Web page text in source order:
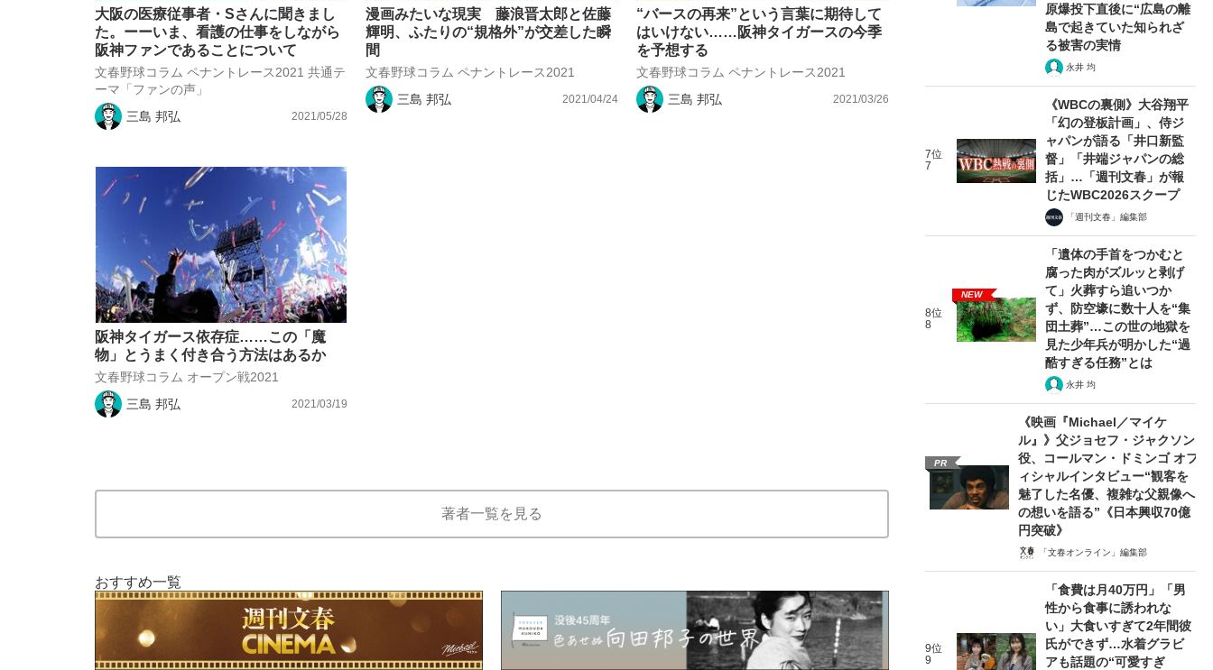
大阪の医療従事者・Sさんに聞きまし
た。ーーいま、看護の仕事をしながら
阪神ファンであることについて
文春野球コラム ペナントレース2021 共通テ
ーマ「ファンの声」
三島 邦弘
2021/05/28
漫画みたいな現実 藤浪晋太郎と佐藤
輝明、ふたりの“規格外”が交差した瞬
間
文春野球コラム ペナントレース2021
三島 邦弘
2021/04/24
“バースの再来”という言葉に期待して
はいけない……阪神タイガースの今季
を予想する
文春野球コラム ペナントレース2021
三島 邦弘
2021/03/26
阪神タイガース依存症……この「魔
物」とうまく付き合う方法はあるか
文春野球コラム オープン戦2021
三島 邦弘
2021/03/19
著者一覧を見る
おすすめ一覧
原爆投下直後に“広島の離
島で起きていた知られざ
る被害の実情
永井 均
7位
7
《WBCの裏側》大谷翔平
「幻の登板計画」、侍ジ
ャパンが語る「井口新監
督」「井端ジャパンの総
括」…「週刊文春」が報
じたWBC2026スクープ
「週刊文春」編集部
8位
8
NEW
「遺体の手首をつかむと
腐った肉がズルッと剥げ
て」火葬すら追いつか
ず、防空壕に数十人を“集
団土葬”…この世の地獄を
見た少年兵が明かした“過
酷すぎる任務”とは
永井 均
PR
《映画『Michael／マイケ
ル』》父ジョセフ・ジャクソン
役、コールマン・ドミンゴ オフ
ィシャルインタビュー“観客を
魅了した名優、複雑な父親像へ
の想いを語る”《日本興収70億
円突破》
「文春オンライン」編集部
9位
9
「食費は月40万円」「男
性から食事に誘われな
い」大食いすぎて2年間彼
氏ができず…水着グラビ
アも話題の“可愛すぎ